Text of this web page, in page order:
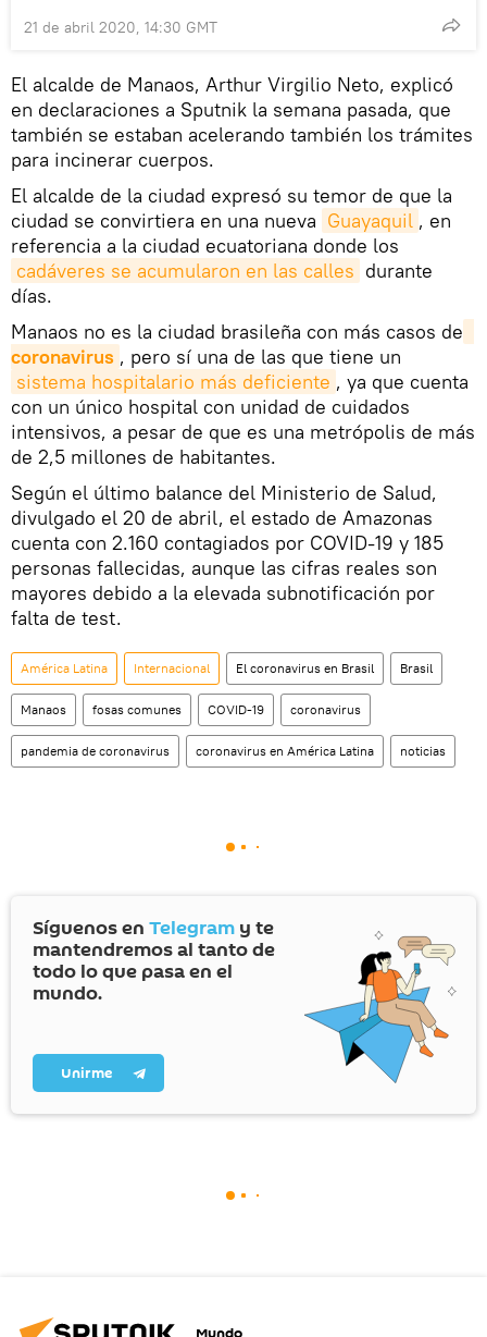
21 de abril 2020, 14:30 GMT
El alcalde de Manaos, Arthur Virgilio Neto, explicó
en declaraciones a Sputnik la semana pasada, que
también se estaban acelerando también los trámites
para incinerar cuerpos.
El alcalde de la ciudad expresó su temor de que la
ciudad se convirtiera en una nueva Guayaquil , en
referencia a la ciudad ecuatoriana donde los
cadáveres se acumularon en las calles durante
días.
Manaos no es la ciudad brasileña con más casos de
coronavirus , pero sí una de las que tiene un
sistema hospitalario más deficiente , ya que cuenta
con un único hospital con unidad de cuidados
intensivos, a pesar de que es una metrópolis de más
de 2,5 millones de habitantes.
Según el último balance del Ministerio de Salud,
divulgado el 20 de abril, el estado de Amazonas
cuenta con 2.160 contagiados por COVID-19 y 185
personas fallecidas, aunque las cifras reales son
mayores debido a la elevada subnotificación por
falta de test.
América Latina Internacional El coronavirus en Brasil Brasil
Manaos fosas comunes COVID-19 coronavirus
pandemia de coronavirus coronavirus en América Latina noticias
Síguenos en Telegram y te
mantendremos al tanto de
todo lo que pasa en el
mundo.
Unirme
Mundo